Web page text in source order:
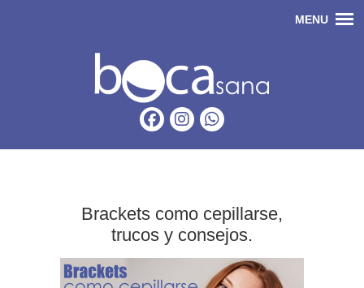
Brackets como cepillarse,
trucos y consejos.